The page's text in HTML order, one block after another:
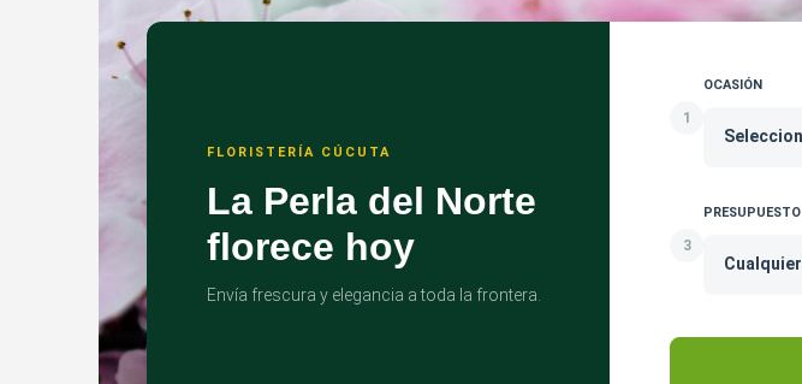
FLORISTERÍA CÚCUTA
La Perla del Norte
florece hoy
Envía frescura y elegancia a toda la frontera.
1
OCASIÓN
3
PRESUPUESTO